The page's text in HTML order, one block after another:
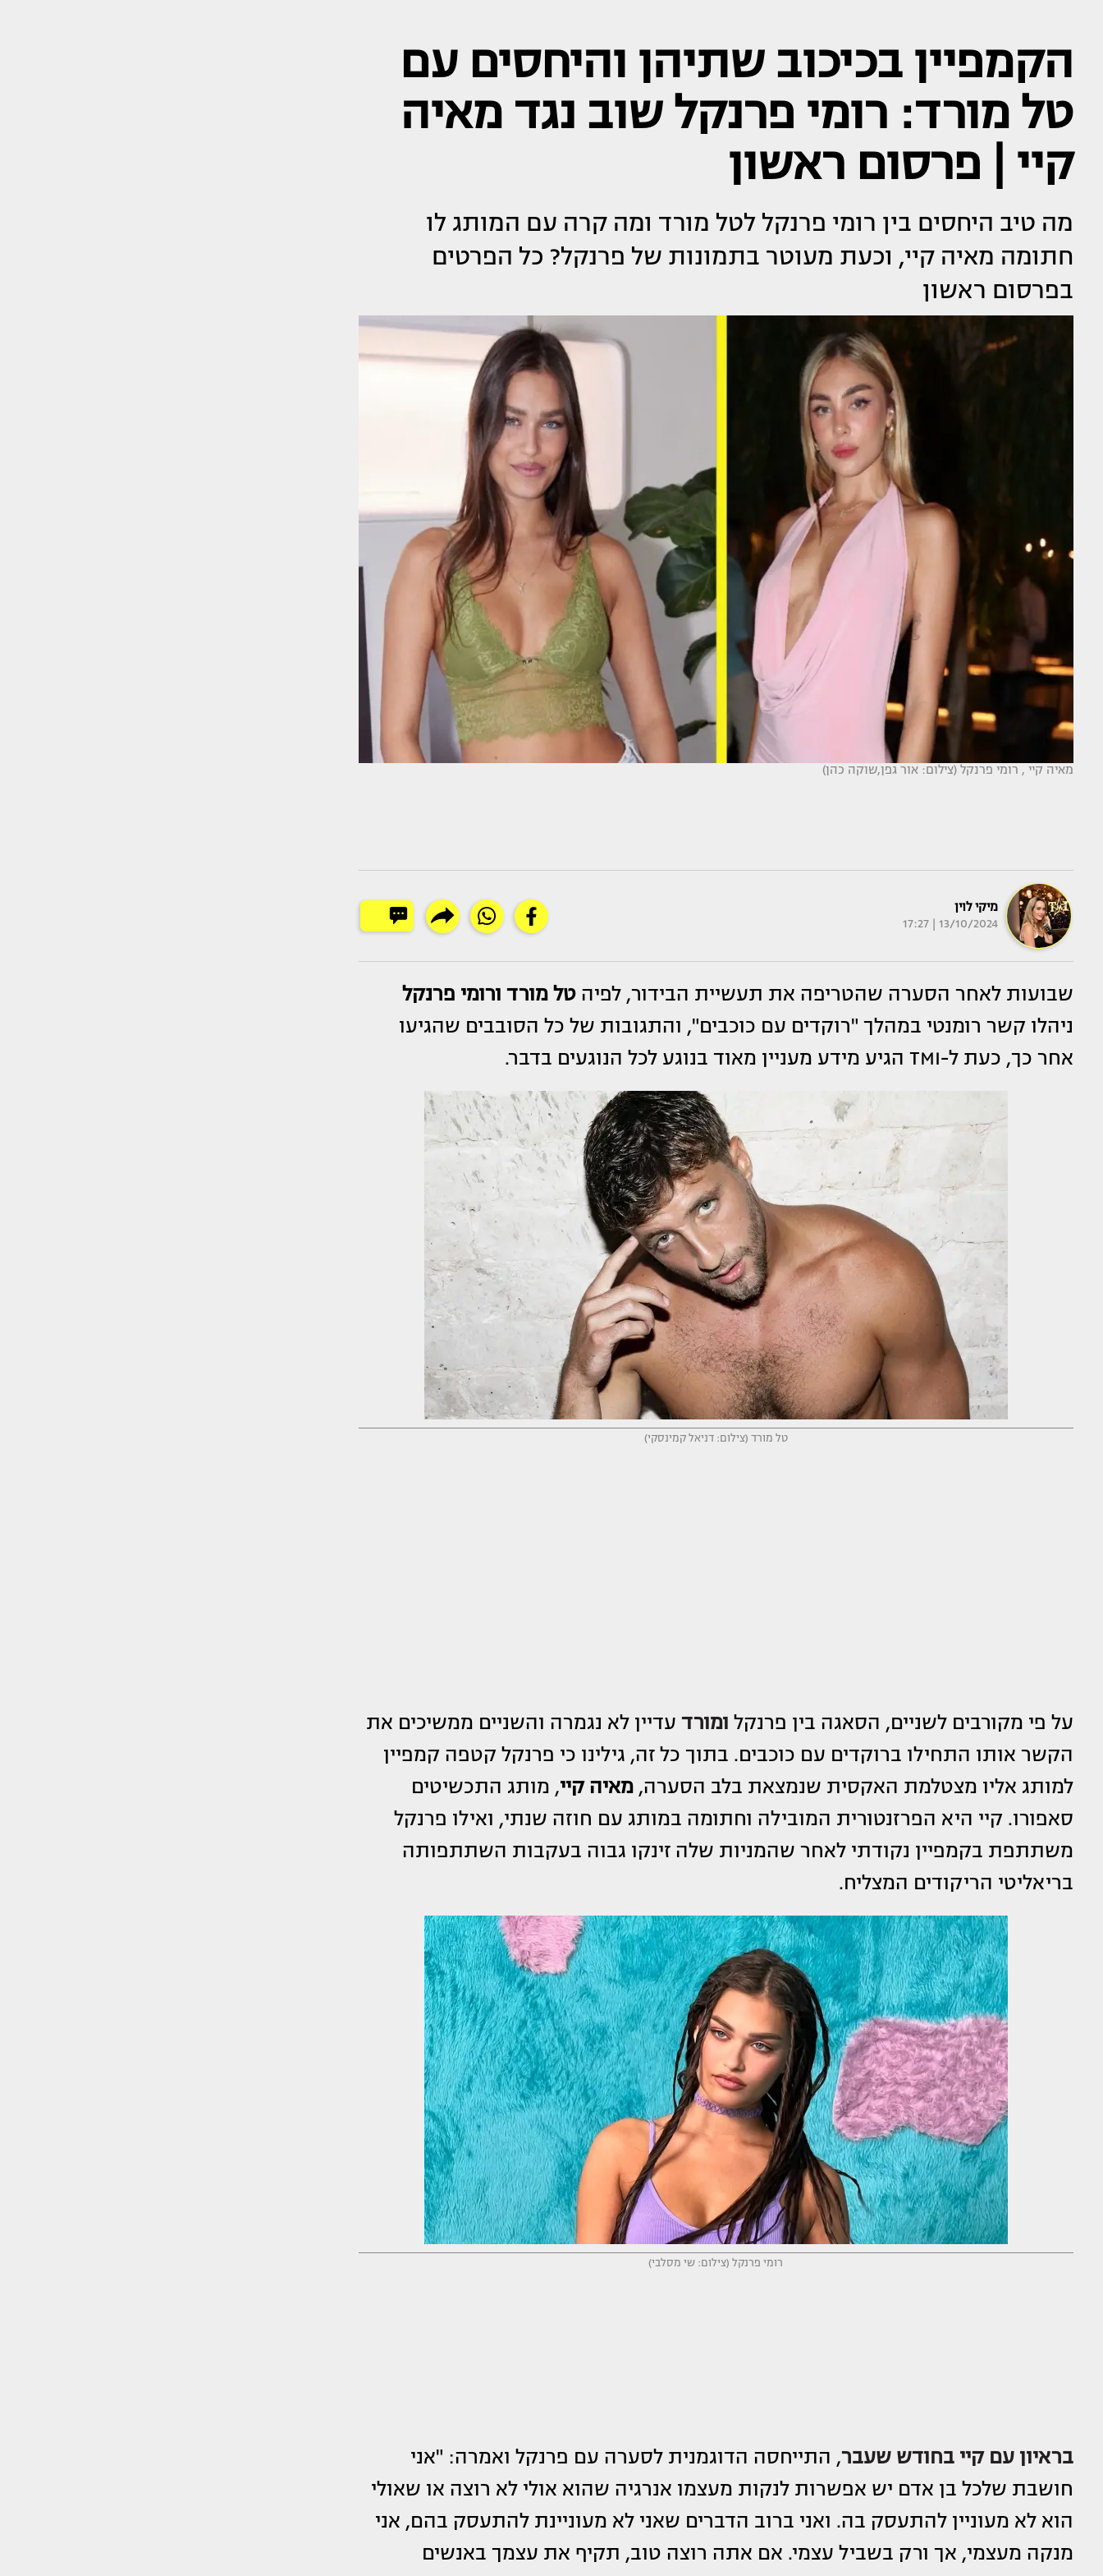
הקמפיין בכיכוב שתיהן והיחסים עם
טל מורד: רומי פרנקל שוב נגד מאיה
קיי | פרסום ראשון
מה טיב היחסים בין רומי פרנקל לטל מורד ומה קרה עם המותג לו
חתומה מאיה קיי, וכעת מעוטר בתמונות של פרנקל? כל הפרטים
בפרסום ראשון
מאיה קיי , רומי פרנקל (צילום: אור גפן,שוקה כהן)
מיקי לוין
13/10/2024 | 17:27
שבועות לאחר הסערה שהטריפה את תעשיית הבידור, לפיהטל מורד ורומי פרנקל
ניהלו קשר רומנטי במהלך "רוקדים עם כוכבים", והתגובות של כל הסובבים שהגיעו
אחר כך, כעת ל-TMI הגיע מידע מעניין מאוד בנוגע לכל הנוגעים בדבר.
טל מורד (צילום: דניאל קמינסקי)
על פי מקורבים לשניים, הסאגה בין פרנקל ומורד עדיין לא נגמרה והשניים ממשיכים את
הקשר אותו התחילו ברוקדים עם כוכבים. בתוך כל זה, גילינו כי פרנקל קטפה קמפיין
למותג אליו מצטלמת האקסית שנמצאת בלב הסערה,מאיה קיי, מותג התכשיטים
סאפורו. קיי היא הפרזנטורית המובילה וחתומה במותג עם חוזה שנתי, ואילו פרנקל
משתתפת בקמפיין נקודתי לאחר שהמניות שלה זינקו גבוה בעקבות השתתפותה
בריאליטי הריקודים המצליח.
רומי פרנקל (צילום: שי מסלבי)
בראיון עם קיי בחודש שעבר, התייחסה הדוגמנית לסערה עם פרנקל ואמרה: "אני
חושבת שלכל בן אדם יש אפשרות לנקות מעצמו אנרגיה שהוא אולי לא רוצה או שאולי
הוא לא מעוניין להתעסק בה. ואני ברוב הדברים שאני לא מעוניינת להתעסק בהם, אני
מנקה מעצמי, אך ורק בשביל עצמי. אם אתה רוצה טוב, תקיף את עצמך באנשים